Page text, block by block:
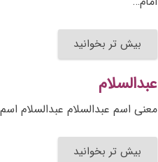
بیش تر بخوانید
عبدالسلام
معنی اسم عبدالسلام عبدالسلام اسم پسرانه است،
بیش تر بخوانید